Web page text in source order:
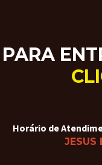
PARA
Horário de
JESUS